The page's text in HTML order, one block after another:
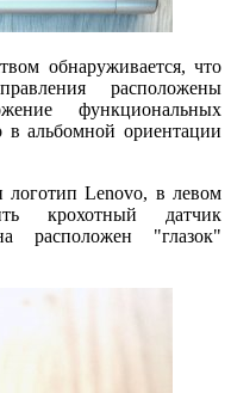
обнаруживается, что
расположены
функциональных
в альбомной ориентации
логотип Lenovo, в левом
крохотный датчик
расположен "глазок"